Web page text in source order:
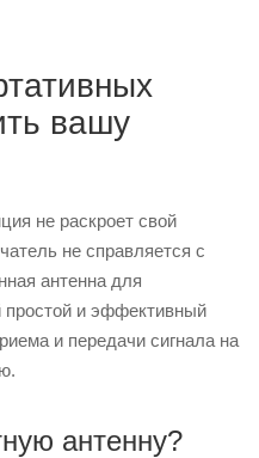
вашу
не раскроет свой
не справляется с
антенна для
простой и эффективный
и передачи сигнала на
антенну?